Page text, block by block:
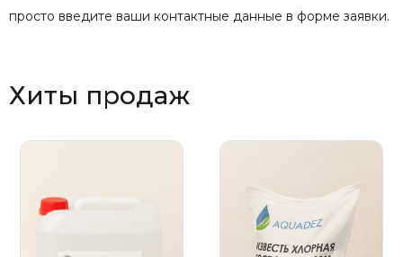
просто введите ваши контактные данные в форме заявки.
Хиты продаж